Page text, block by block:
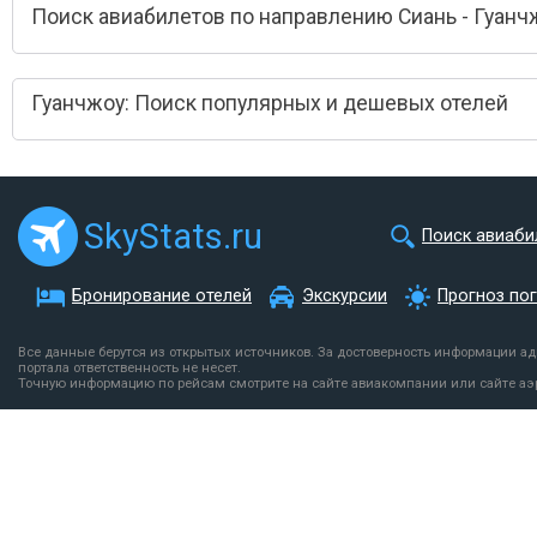
Поиск авиабилетов по направлению Сиань -
Гуанчжоу: Поиск популярных и дешевых отелей
SkyStats.ru Поиск
Бронирование отелей Экскурсии Прогноз
Все данные берутся из открытых источников. За достоверность информации
портала ответственность не несет.
Точную информацию по рейсам смотрите на сайте авиакомпании или сайте